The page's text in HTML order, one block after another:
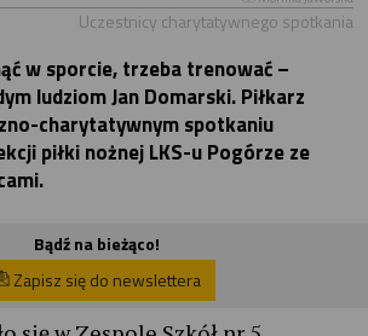
Uczestnicy charytatywnego spotkania
w sporcie, trzeba trenować –
ludziom Jan Domarski. Piłkarz
charytatywnym spotkaniu
piłki nożnej LKS-u Pogórze ze
Bądź na bieżąco!
Zapisz się do newslettera